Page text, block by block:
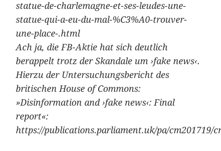
statue-de-charlemagne-et-ses-leudes-une-
statue-qui-a-eu-du-mal-%C3%A0-trouver-
une-place-.html
Ach ja, die FB-Aktie hat sich deutlich
berappelt trotz der Skandale um ›fake news‹.
Hierzu der Untersuchungsbericht des
britischen House of Commons:
»Disinformation and ›fake news‹: Final
report«:
https://publications.parliament.uk/pa/cm201719/